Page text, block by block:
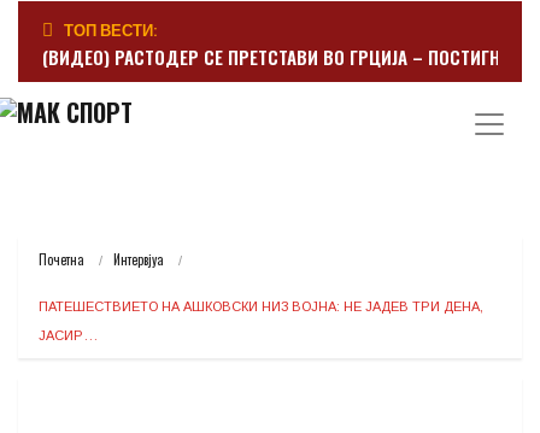
ТОП ВЕСТИ:
(ВИДЕО) РАСТОДЕР СЕ ПРЕТСТАВИ ВО ГРЦИЈА – ПОСТИГНА
Почетна Интервјуа
ПАТЕШЕСТВИЕТО НА АШКОВСКИ НИЗ ВОЈНА: НЕ ЈАДЕВ ТРИ ДЕНА,
ЈАСИР…